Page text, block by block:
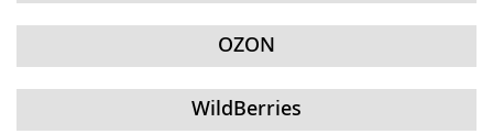
OZON
WildBerries